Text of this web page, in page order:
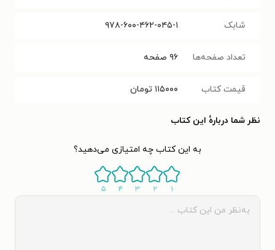
شابک ۹۷۸-۶۰۰-۴۶۲-۰۴۵-۱
تعداد صفحه‌ها ۹۶ صفحه
قیمت کتاب ۱۱۵۰۰۰ تومان
نظر شما دربارهٔ این کتاب
به این کتاب چه امتیازی می‌دهید؟
۱ ۲ ۳ ۴ ۵